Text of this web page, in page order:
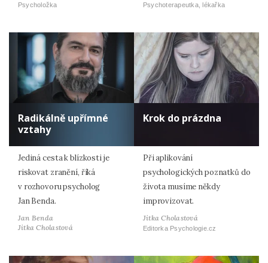
Psycholožka Psychoterapeutka, lékařka
Radikálně upřímné
vztahy
Jediná cesta k blízkosti je
riskovat zranění, říká
v rozhovoru psycholog
Jan Benda.
Jan Benda
Jitka Cholastová
Krok do prázdna
Při aplikování
psychologických poznatků do
života musíme někdy
improvizovat.
Jitka Cholastová
Editorka Psychologie.cz